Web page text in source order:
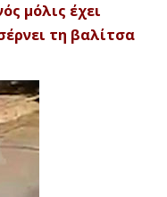
μόλις έχει
τη βαλίτσα